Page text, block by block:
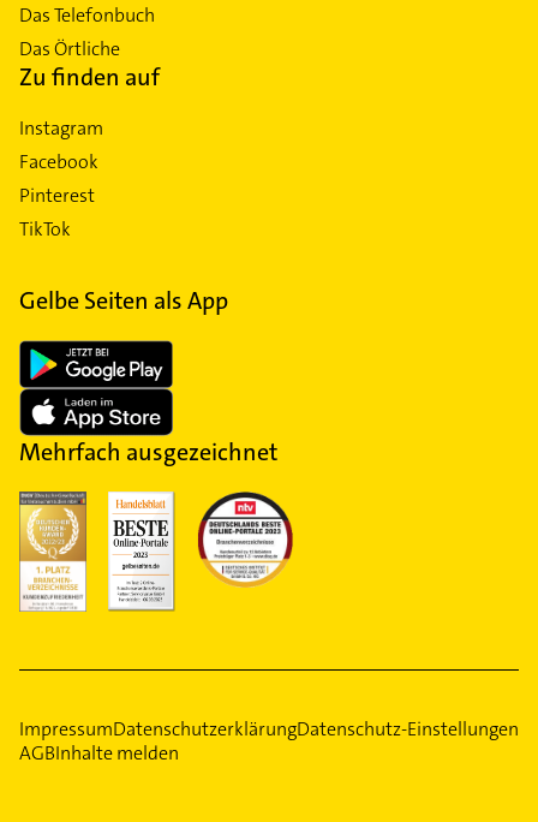
Das Telefonbuch
Das Örtliche
Zu finden auf
Instagram
Facebook
Pinterest
TikTok
Gelbe Seiten als App
Mehrfach ausgezeichnet
ImpressumDatenschutzerklärungDatenschutz-Einstellungen
AGBInhalte melden